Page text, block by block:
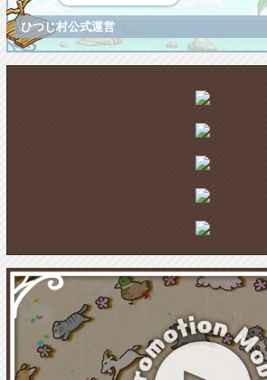
ひつじ村公式運営